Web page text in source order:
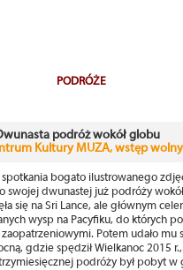
PODRÓŻE
podróż wokół globu
Kultury MUZA, wstęp wolny
spotkania bogato ilustrowanego
swojej dwunastej już podróży
się na Sri Lance, ale głównym
wysp na Pacyfiku, do których
Potem udało mu
gdzie spędził Wielkanoc 2015
podróży był pobyt w